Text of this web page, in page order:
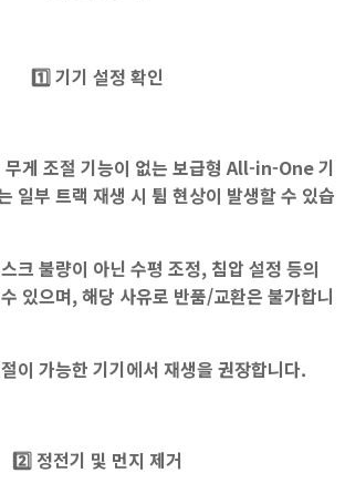
1️⃣기기 설정 확인
게 조절 기능이 없는 보급형 All-in-One기
일부 트랙 재생 시 튐 현상이 발생할 수 있습
크 불량이 아닌 수평 조정, 침압 설정 등의
있으며, 해당 사유로 반품/교환은 불가합니
이 가능한 기기에서 재생을 권장합니다.
2️⃣ 정전기 및 먼지 제거